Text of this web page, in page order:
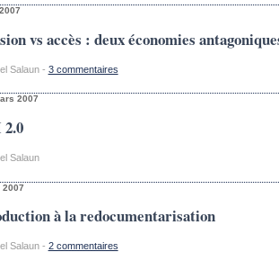
vs accès : deux économies
Salaun - 3 commentaires
2007
Salaun
à la redocumentarisation
Salaun - 2 commentaires